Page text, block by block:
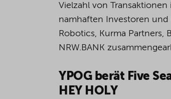
Vielzahl von
namhaften Investoren und
Robotics, Kurma Partners,
NRW.BANK
YPOG berät Five
HEY HOLY